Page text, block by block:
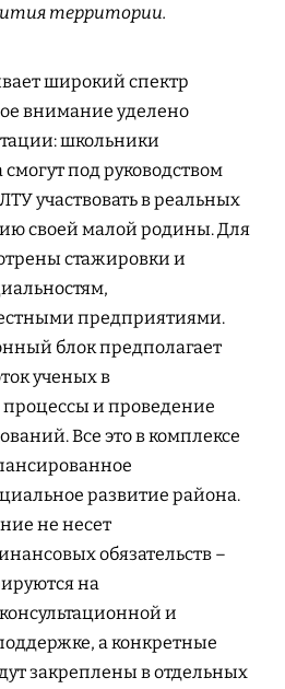
территории.
широкий спектр
внимание уделено
школьники
под руководством
участвовать в реальных
своей малой родины. Для
стажировки и
предприятиями.
блок предполагает
ученых в
и проведение
Все это в комплексе
развитие района.
не несет
обязательств –
на
и
а конкретные
закреплены в отдельных